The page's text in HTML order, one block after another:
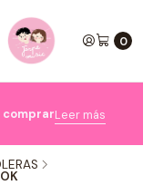
0
comprarLeer más